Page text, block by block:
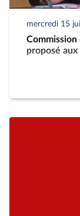
mercredi 15
proposé